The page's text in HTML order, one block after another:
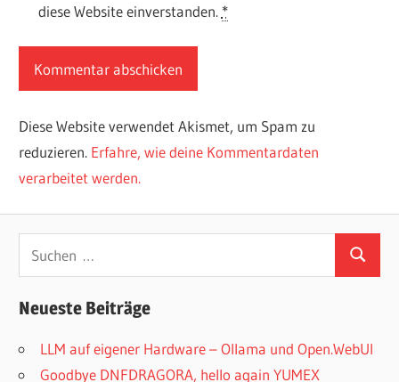
diese Website einverstanden. *
Diese Website verwendet Akismet, um Spam zu
reduzieren. Erfahre, wie deine Kommentardaten
verarbeitet werden.
Suchen
Neueste Beiträge
LLM auf eigener Hardware – Ollama und Open.WebUI
Goodbye DNFDRAGORA, hello again YUMEX